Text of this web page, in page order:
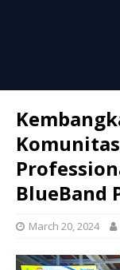
BlueBand
March 20, 2024